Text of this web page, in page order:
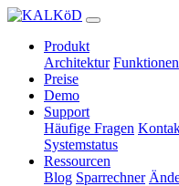
Produkt
Architektur Funktionen
Preise
Demo
Support
Häufige Fragen
Systemstatus
Ressourcen
Blog Sparrechner